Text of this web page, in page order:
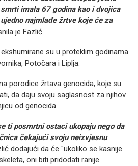
imala 67 godina kao i dvojica
najmlađe žrtve koje će za
je Fazlić.
su u proteklim godinama
Potočara i Liplja.
porodice žrtava genocida, koje su
da daju svoju saglasnost za njihov
od genocida.
ti posmrtni ostaci ukopaju nego da
čekajući svoju neizvjesnu
dodajući da će "ukoliko se kasnije
oni biti pridodati ranije